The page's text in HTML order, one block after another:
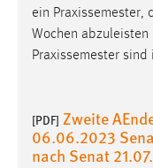
ein Praxissemester,
Wochen
Praxissemester
[PDF] Zweite
06.06.2023
nach Senat
Zweck:
Conversion-
Facebook